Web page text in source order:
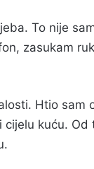
To nije
zasukam
Htio sam
kuću.